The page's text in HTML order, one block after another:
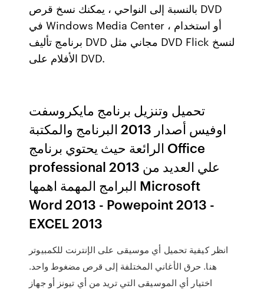
بالنسبة إلى النواحي ، يمكنك نسخ قرص DVD
في Windows Media Center ، أو استخدام
برنامج تأليف DVD مجاني مثل DVD Flick لنسخ
الأفلام على DVD.
تحميل وتنزيل برنامج مايكروسفت
اوفيس أصدار 2013 البرنامج والمكتبة
الرائعة حيث يحتوي برنامج Office
professional 2013 علي العديد من
البرامج المهمة اهمها Microsoft
Word 2013 - Powepoint 2013 -
EXCEL 2013
انظر كيفية تحميل أي موسيقى على الإنترنت للكمبيوتر
هنا. حرق الأغاني المختلفة إلى قرص مضغوط واحد.
اختيار أي الموسيقى التي تريد من أي تيونز أو جهاز